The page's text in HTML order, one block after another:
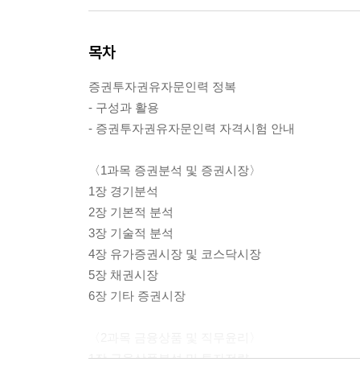
목차
증권투자권유자문인력 정복
- 구성과 활용
- 증권투자권유자문인력 자격시험 안내
〈1과목 증권분석 및 증권시장〉
1장 경기분석
2장 기본적 분석
3장 기술적 분석
4장 유가증권시장 및 코스닥시장
5장 채권시장
6장 기타 증권시장
1장 금융상품분석 및 투자전략